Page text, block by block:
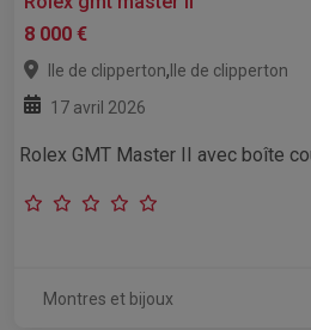
8 000 €
Ile de clipperton, Ile de clipperton
17 avril 2026
Rolex GMT Master II avec boîte
Montres et bijoux